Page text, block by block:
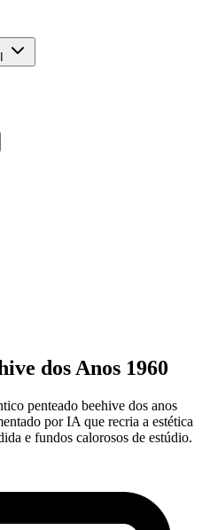
dos Anos 1960
penteado beehive dos anos
por IA que recria a estética
e fundos calorosos de estúdio.